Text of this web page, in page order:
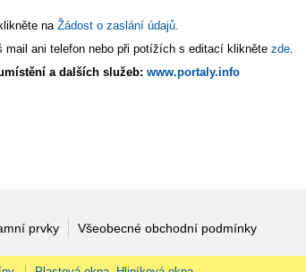
na Žádost o zaslání údajů.
mail ani telefon nebo při potížích s editací klikněte zde
a dalších služeb: www.portaly.info
prvky Všeobecné obchodní podmínky